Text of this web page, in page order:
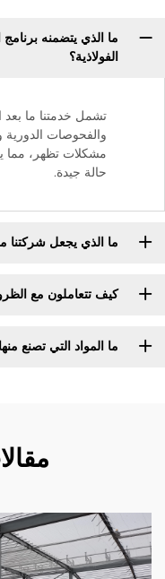
ما الذي يتضمنه
الفولاذية؟
تشمل خدمتنا ما بعد
والفحوصات
مشكلات تظهر، مما
حالة جيدة.
ما الذي يجعل شركتنا
كيف تتعاملون مع
ما المواد التي تصنع